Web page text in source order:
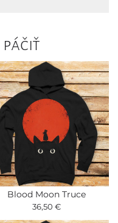
páčiť
Blood Moon Truce
36,50 €